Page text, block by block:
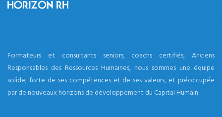
Formateurs et consultants seniors, coachs certifiés, Anciens
Responsables des Ressources Humaines, nous sommes une équipe
solide, forte de ses compétences et de ses valeurs, et préoccupée
par de nouveaux horizons de développement du Capital Humain